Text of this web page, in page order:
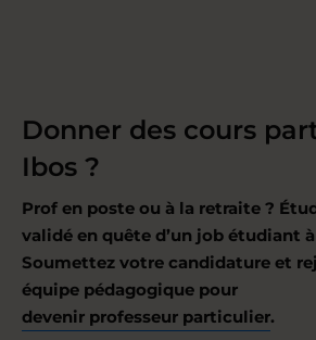
Donner des cours
Ibos ?
Prof en poste ou à la retraite ?
validé en quête d’un job étudiant
Soumettez votre candidature et
équipe pédagogique pour
devenir professeur particulier.